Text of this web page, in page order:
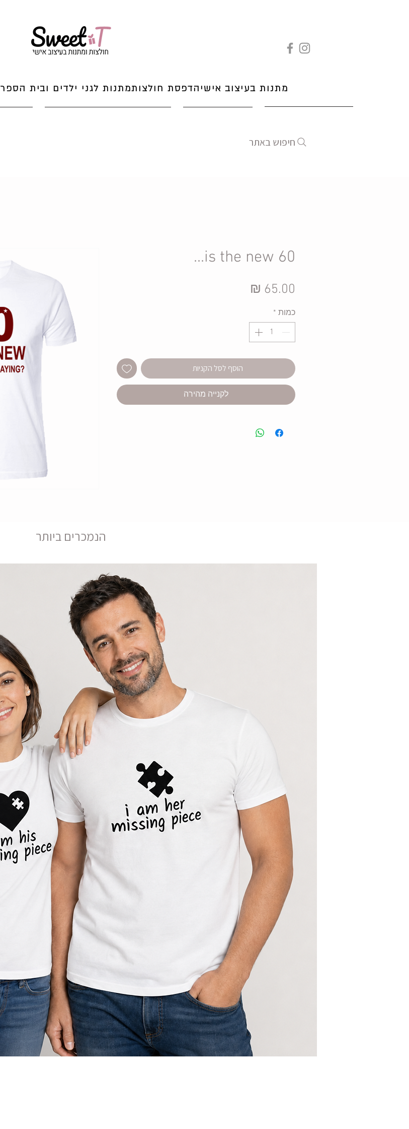
מתנות לגני ילדים ובית הספרהדפסת חולצותמתנות בעיצוב אישי
חיפוש באתר
60 is the new...
כמות *
הוסף לסל הקניות
לקנייה מהירה
הנמכרים ביותר